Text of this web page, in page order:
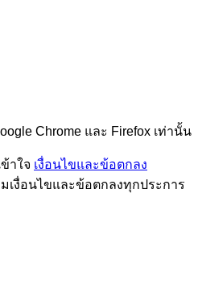
Chrome และ Firefox เท่านั้น
าใจ เงื่อนไขและข้อตกลง
เงื่อนไขและข้อตกลงทุกประการ